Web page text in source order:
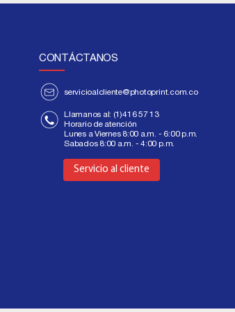
CONTÁCTANOS
servicioalcliente@photoprint.com.co
Llamanos al: (1)416 57 13
Horario de atención
Lunes a Viernes 8:00 a.m. - 6:00 p.m.
Sabados 8:00 a.m. - 4:00 p.m.
Servicio al cliente
Aquí